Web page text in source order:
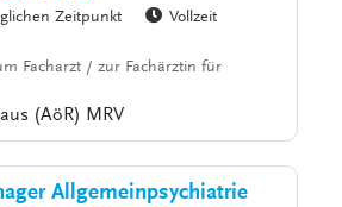
Zeitpunkt
Vollzeit
Facharzt / zur Fachärztin für
(AöR) MRV
Allgemeinpsychiatrie